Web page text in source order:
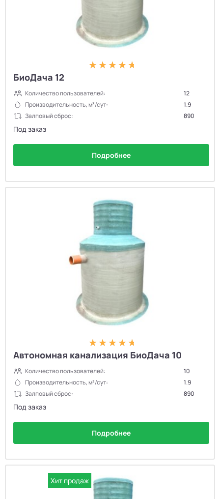
БиоДача 12
Количество пользователей:
12
Производительность, м³/сут:
1.9
Залповый сброс:
890
Под заказ
Подробнее
Автономная канализация БиоДача 10
Количество пользователей:
10
Производительность, м³/сут:
1.9
Залповый сброс:
890
Под заказ
Подробнее
Хит продаж